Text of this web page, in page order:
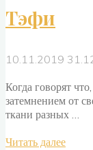
Тэфи
10.11.2019
Когда говорят
затемнением от
ткани разных …
Читать далее